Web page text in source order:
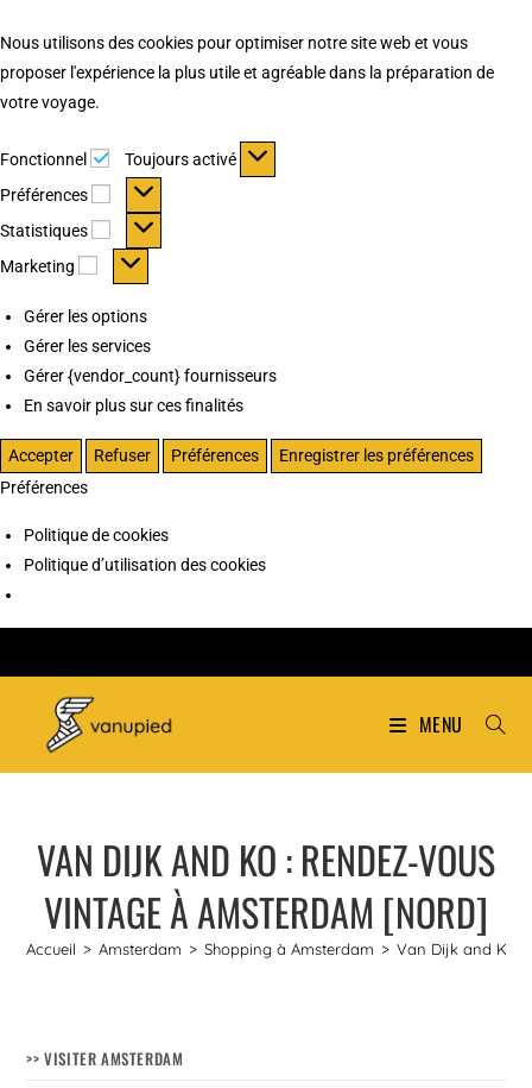
Nous utilisons des cookies pour optimiser notre site web et vous
proposer l'expérience la plus utile et agréable dans la préparation de
votre voyage.
Fonctionnel Fonctionnel
Toujours activé
Préférences
Préférences
Statistiques Statistiques
Marketing Marketing
Gérer les options
Gérer les services
Gérer {vendor_count} fournisseurs
En savoir plus sur ces finalités
Accepter Refuser Préférences
Enregistrer les préférences
Préférences
Politique de cookies
Politique d’utilisation des cookies
MENU
VAN DIJK AND KO : RENDEZ-VOUS
VINTAGE À AMSTERDAM [NORD]
Accueil > Amsterdam > Shopping à Amsterdam > Van Dijk and Ko :
>> VISITER AMSTERDAM